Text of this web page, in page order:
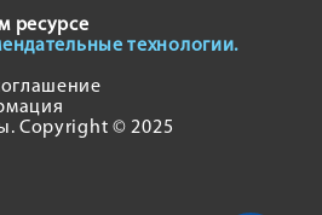
ресурсе
технологии.
Copyright © 2025